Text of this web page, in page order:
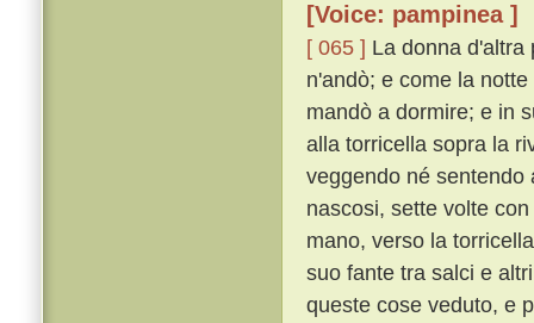
[Voice: pampinea ]
[ 065 ] La donna d'altra
n'andò; e come la
mandò a dormire; e in
alla torricella sopra la
veggendo né sentendo
nascosi, sette volte
mano, verso la
suo fante tra salci e
queste cose veduto, e